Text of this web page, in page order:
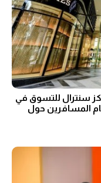
سنترال للتسوق في
المسافرين حول